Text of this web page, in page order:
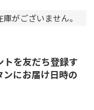
がございません。
トを友だち登録す
にお届け日時の